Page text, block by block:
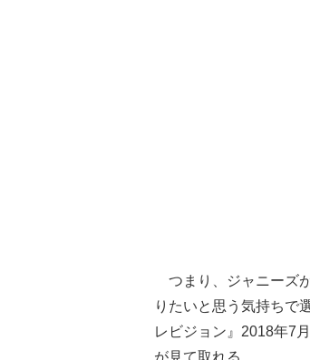
つまり、ジャニーズ
りたいと思う気持ちで
レビジョン』2018年7
が見て取れる。